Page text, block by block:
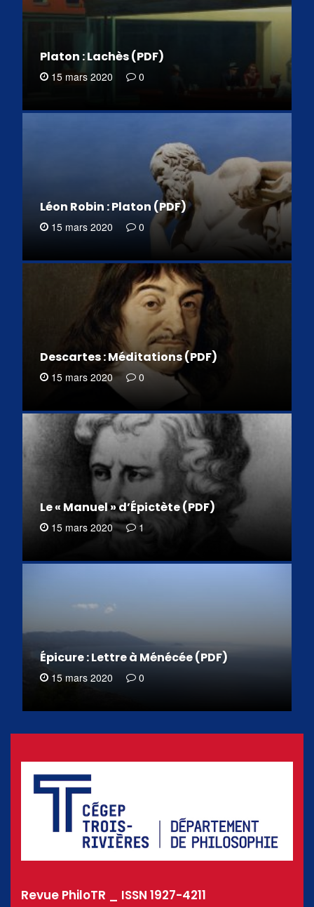
Platon : Lachès (PDF)
15 mars 2020 0
Léon Robin : Platon (PDF)
15 mars 2020 0
Descartes : Méditations (PDF)
15 mars 2020 0
Le « Manuel » d’Épictète (PDF)
15 mars 2020 1
Épicure : Lettre à Ménécée (PDF)
15 mars 2020 0
Revue PhiloTR _ ISSN 1927-4211